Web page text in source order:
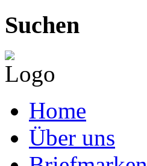
Suchen
Home
Über uns